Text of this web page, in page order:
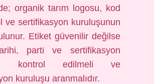
organik tarım logosu, kod
ve sertifikasyon kuruluşunun
Etiket güvenilir değilse
parti ve sertifikasyon
kontrol edilmeli ve
kuruluşu aranmalıdır.